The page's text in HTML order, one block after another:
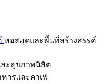
หอสมุดและพื้นที่สร้างสรรค์
ะสุขภาพนิสิต
หารและคาเฟ่